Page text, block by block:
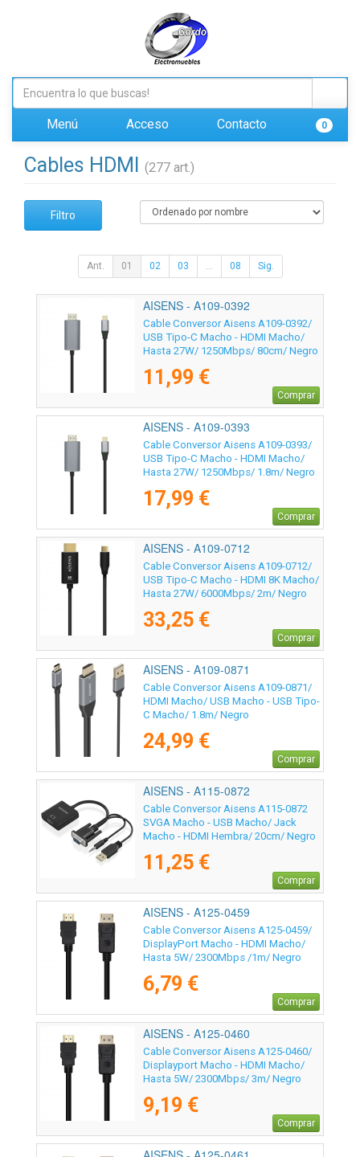
Menú Acceso Contacto 0
Cables HDMI (277 art.)
Filtro
Ant. 01 02 03 ... 08 Sig.
AISENS - A109-0392
Cable Conversor Aisens A109-0392/
USB Tipo-C Macho - HDMI Macho/
Hasta 27W/ 1250Mbps/ 80cm/ Negro
11,99 €
Comprar
AISENS - A109-0393
Cable Conversor Aisens A109-0393/
USB Tipo-C Macho - HDMI Macho/
Hasta 27W/ 1250Mbps/ 1.8m/ Negro
17,99 €
Comprar
AISENS - A109-0712
Cable Conversor Aisens A109-0712/
USB Tipo-C Macho - HDMI 8K Macho/
Hasta 27W/ 6000Mbps/ 2m/ Negro
33,25 €
Comprar
AISENS - A109-0871
Cable Conversor Aisens A109-0871/
HDMI Macho/ USB Macho - USB Tipo-
C Macho/ 1.8m/ Negro
24,99 €
Comprar
AISENS - A115-0872
Cable Conversor Aisens A115-0872
SVGA Macho - USB Macho/ Jack
Macho - HDMI Hembra/ 20cm/ Negro
11,25 €
Comprar
AISENS - A125-0459
Cable Conversor Aisens A125-0459/
DisplayPort Macho - HDMI Macho/
Hasta 5W/ 2300Mbps /1m/ Negro
6,79 €
Comprar
AISENS - A125-0460
Cable Conversor Aisens A125-0460/
Displayport Macho - HDMI Macho/
Hasta 5W/ 2300Mbps/ 3m/ Negro
9,19 €
Comprar